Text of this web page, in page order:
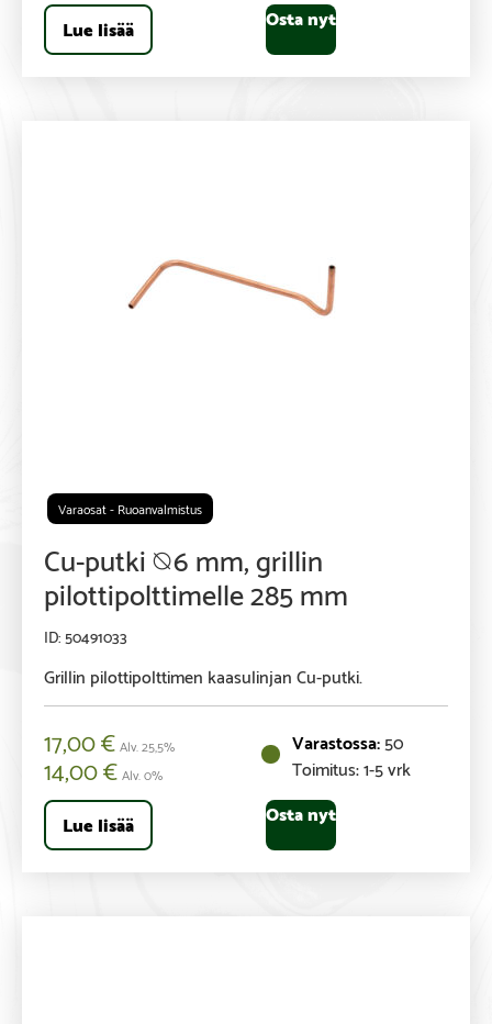
Lue lisää Osta nyt
Varaosat - Ruoanvalmistus
Cu-putki ⦰6 mm, grillin
pilottipolttimelle 285 mm
50491033
Grillin pilottipolttimen kaasulinjan Cu-putki.
50
Toimitus: 1-5 vrk
17,00€Alv. 25,5%
14,00€Alv. 0%
Lue lisää Osta nyt